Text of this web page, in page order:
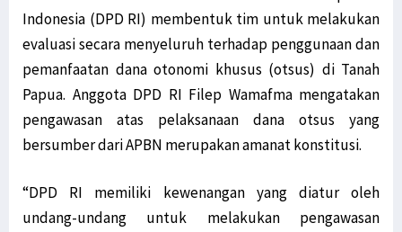
Indonesia (DPD RI) membentuk tim untuk melakukan
evaluasi secara menyeluruh terhadap penggunaan dan
pemanfaatan dana otonomi khusus (otsus) di Tanah
Papua. Anggota DPD RI Filep Wamafma mengatakan
pengawasan atas pelaksanaan dana otsus yang
bersumber dari APBN merupakan amanat konstitusi.
“DPD RI memiliki kewenangan yang diatur oleh
undang-undang untuk melakukan pengawasan